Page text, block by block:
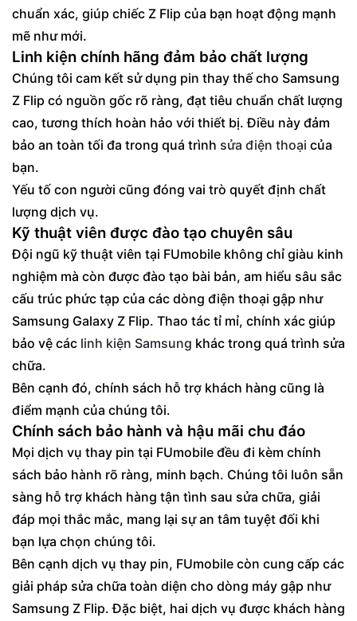
chuẩn xác, giúp chiếc Z Flip của bạn hoạt động mạnh
mẽ như mới.
Linh kiện chính hãng đảm bảo chất lượng
Chúng tôi cam kết sử dụng pin thay thế cho Samsung
Z Flip có nguồn gốc rõ ràng, đạt tiêu chuẩn chất lượng
cao, tương thích hoàn hảo với thiết bị. Điều này đảm
bảo an toàn tối đa trong quá trình sửa điện thoại của
bạn.
Yếu tố con người cũng đóng vai trò quyết định chất
lượng dịch vụ.
Kỹ thuật viên được đào tạo chuyên sâu
Đội ngũ kỹ thuật viên tại FUmobile không chỉ giàu kinh
nghiệm mà còn được đào tạo bài bản, am hiểu sâu sắc
cấu trúc phức tạp của các dòng điện thoại gập như
Samsung Galaxy Z Flip. Thao tác tỉ mỉ, chính xác giúp
bảo vệ các linh kiện Samsung khác trong quá trình sửa
chữa.
Bên cạnh đó, chính sách hỗ trợ khách hàng cũng là
điểm mạnh của chúng tôi.
Chính sách bảo hành và hậu mãi chu đáo
Mọi dịch vụ thay pin tại FUmobile đều đi kèm chính
sách bảo hành rõ ràng, minh bạch. Chúng tôi luôn sẵn
sàng hỗ trợ khách hàng tận tình sau sửa chữa, giải
đáp mọi thắc mắc, mang lại sự an tâm tuyệt đối khi
bạn lựa chọn chúng tôi.
Bên cạnh dịch vụ thay pin, FUmobile còn cung cấp các
giải pháp sửa chữa toàn diện cho dòng máy gập như
Samsung Z Flip. Đặc biệt, hai dịch vụ được khách hàng